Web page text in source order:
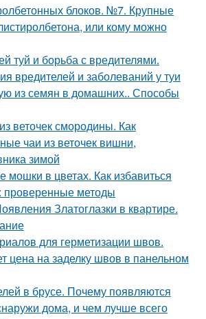
блоков. №7. Крупные
или кому можно
туй и борьба с вредителями.
вредителей и заболеваний у туи
из семян в домашних.. Способы
веточек смородины. Как
чаи из веточек вишни,
зимой
мошки в цветах. Как избавиться
проверенные методы
Златоглазки в квартире.
для герметизации швов.
цена на заделку швов в панельном
в брусе. Почему появляются
дома, и чем лучше всего